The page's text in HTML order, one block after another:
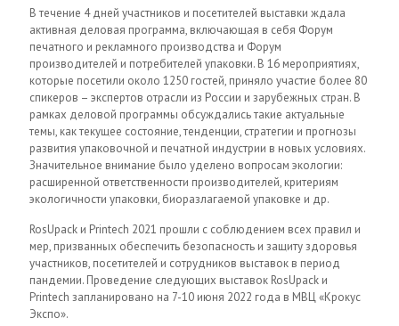
В течение 4 дней участников и посетителей выставки ждала
активная деловая программа, включающая в себя Форум
печатного и рекламного производства и Форум
производителей и потребителей упаковки. В 16 мероприятиях,
которые посетили около 1250 гостей, приняло участие более 80
спикеров – экспертов отрасли из России и зарубежных стран. В
рамках деловой программы обсуждались такие актуальные
темы, как текущее состояние, тенденции, стратегии и прогнозы
развития упаковочной и печатной индустрии в новых условиях.
Значительное внимание было уделено вопросам экологии:
расширенной ответственности производителей, критериям
экологичности упаковки, биоразлагаемой упаковке и др.
RosUpack и Printech 2021 прошли с соблюдением всех правил и
мер, призванных обеспечить безопасность и защиту здоровья
участников, посетителей и сотрудников выставок в период
пандемии. Проведение следующих выставок RosUpack и
Printech запланировано на 7-10 июня 2022 года в МВЦ «Крокус
Экспо».